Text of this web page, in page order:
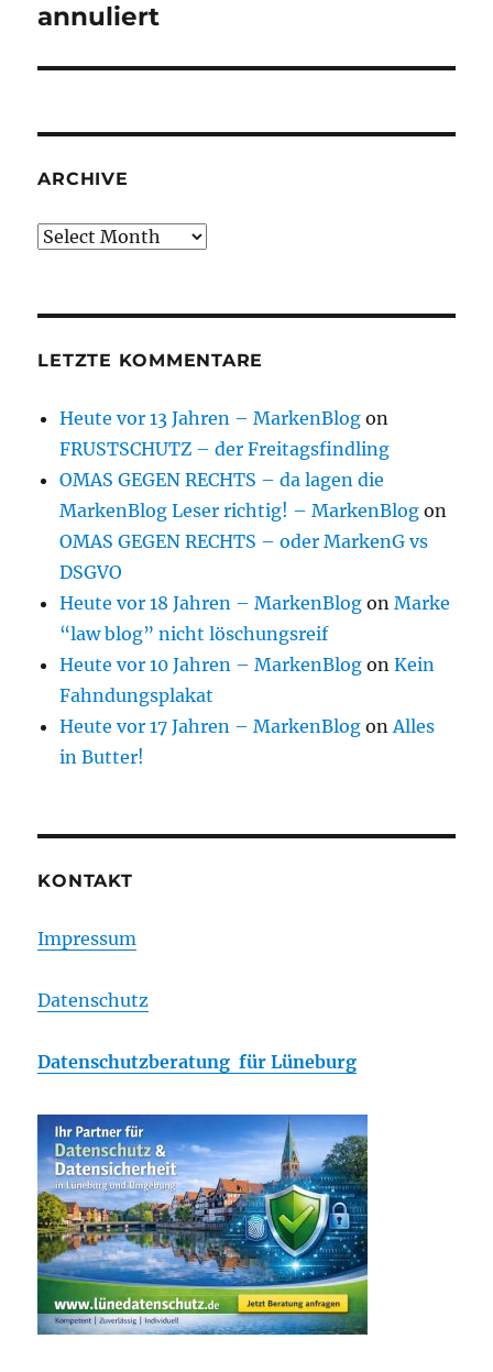
post:
annuliert
ARCHIVE
Archive
LETZTE KOMMENTARE
Heute vor 13 Jahren – MarkenBlog on
FRUSTSCHUTZ – der Freitagsfindling
OMAS GEGEN RECHTS – da lagen die
MarkenBlog Leser richtig! – MarkenBlog on
OMAS GEGEN RECHTS – oder MarkenG vs
DSGVO
Heute vor 18 Jahren – MarkenBlog onMarke
“law blog” nicht löschungsreif
Heute vor 10 Jahren – MarkenBlog onKein
Fahndungsplakat
Heute vor 17 Jahren – MarkenBlog onAlles
in Butter!
KONTAKT
Impressum
Datenschutz
Datenschutzberatung für Lüneburg